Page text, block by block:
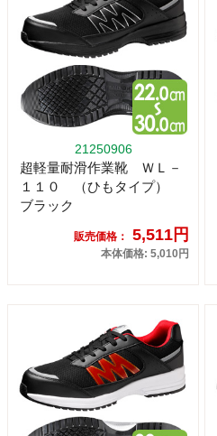
21250906
超軽量耐滑作業靴 ＷＬ－
１１０ （ひもタイプ）
ブラック
販売価格： 5,511円
本体価格: 5,010円